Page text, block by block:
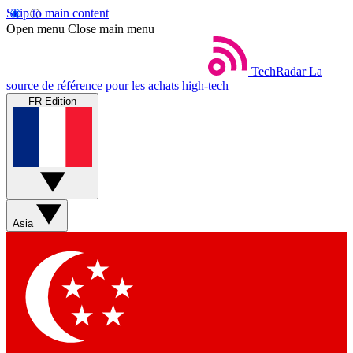
Skip to main content
Open menu Close main menu
TechRadar La
source de référence pour les achats high-tech
FR Edition
Asia